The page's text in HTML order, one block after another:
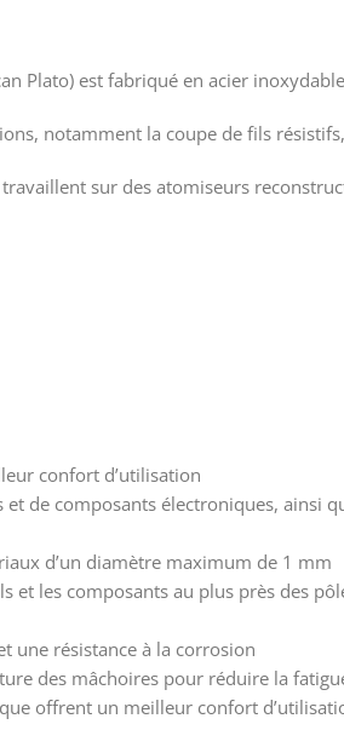
Plato) est fabriqué en acier
notamment la coupe de fils
sur des atomiseurs
confort d’utilisation
de composants électroniques, ainsi
d’un diamètre maximum de 1 mm
et les composants au plus près des
une résistance à la corrosion
des mâchoires pour réduire la
offrent un meilleur confort